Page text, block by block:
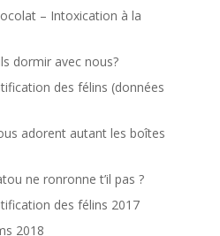
– Intoxication à la
dormir avec nous?
des félins (données
adorent autant les boîtes
ne ronronne t’il pas ?
des félins 2017
2018